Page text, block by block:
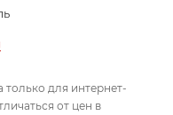
только для интернет-
от цен в